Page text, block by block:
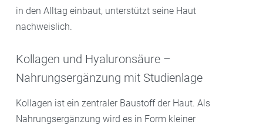
in den Alltag einbaut, unterstützt seine Haut
nachweislich.
Kollagen und Hyaluronsäure –
Nahrungsergänzung mit Studienlage
Kollagen ist ein zentraler Baustoff der Haut. Als
Nahrungsergänzung wird es in Form kleiner